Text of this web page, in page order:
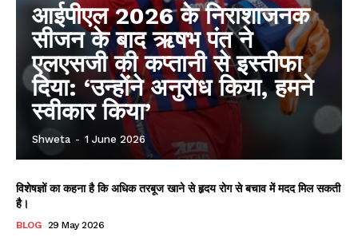
आईपीएल 2026 के निराशाजनक
सीजन के बाद ऋषभ पंत ने
एलएसजी की कप्तानी से इस्तीफा
दिया: ‘उन्होंने अनुरोध किया, हमने
स्वीकार किया’
Shweta - 1 June 2026
विशेषज्ञों का कहना है कि अधिक तरबूज खाने से हृदय रोग से बचाव में मदद मिल सकती
है।
BLOG 29 May 2026